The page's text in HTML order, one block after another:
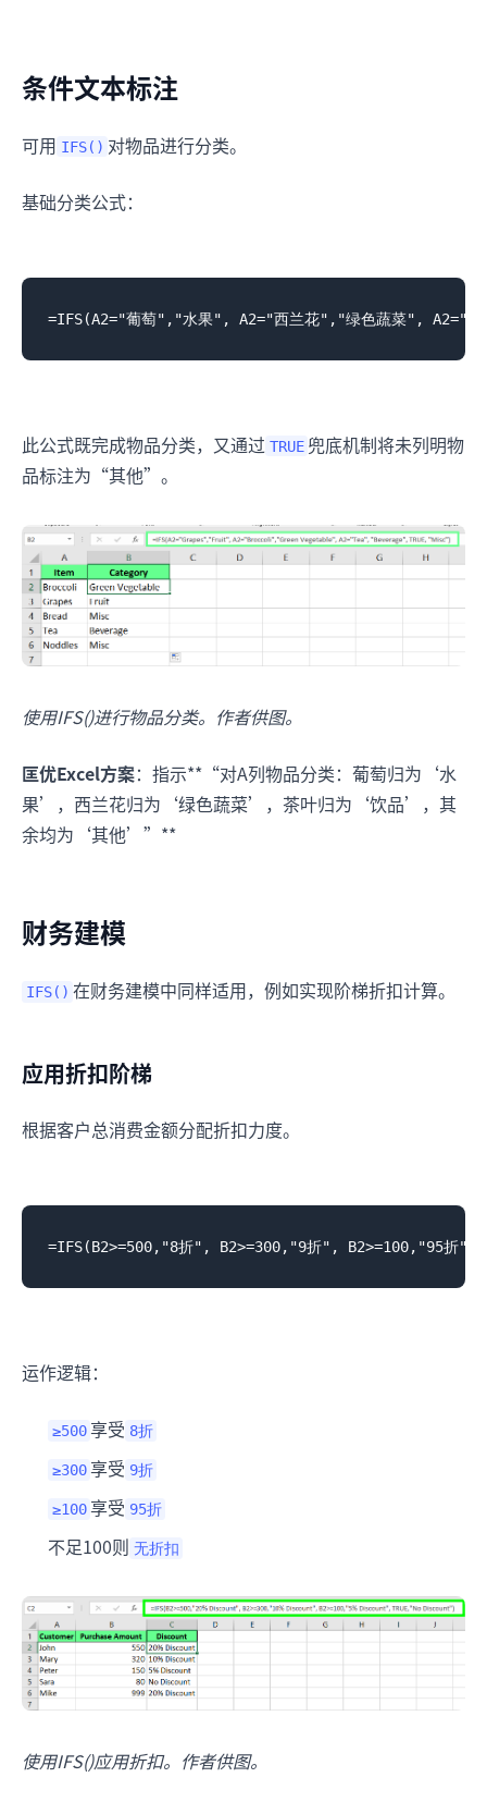
条件文本标注
可用 IFS() 对物品进行分类。
基础分类公式：
此公式既完成物品分类，又通过 TRUE 兜底机制将未列明物
品标注为“其他”。
使用IFS()进行物品分类。作者供图。
匡优Excel方案：指示**“对A列物品分类：葡萄归为‘水
果’，西兰花归为‘绿色蔬菜’，茶叶归为‘饮品’，其
余均为‘其他’”**
财务建模
IFS() 在财务建模中同样适用，例如实现阶梯折扣计算。
应用折扣阶梯
根据客户总消费金额分配折扣力度。
运作逻辑：
≥500 享受 8折
≥300 享受 9折
≥100 享受 95折
不足100则 无折扣
使用IFS()应用折扣。作者供图。